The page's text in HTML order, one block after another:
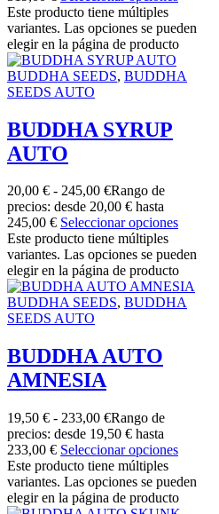
Este producto tiene múltiples
variantes. Las opciones se pueden
elegir en la página de producto
BUDDHA SEEDS, BUDDHA
SEEDS AUTO
BUDDHA SYRUP
AUTO
20,00 € - 245,00 €Rango de
precios: desde 20,00 € hasta
245,00 € Seleccionar opciones
Este producto tiene múltiples
variantes. Las opciones se pueden
elegir en la página de producto
BUDDHA SEEDS, BUDDHA
SEEDS AUTO
BUDDHA AUTO
AMNESIA
19,50 € - 233,00 €Rango de
precios: desde 19,50 € hasta
233,00 € Seleccionar opciones
Este producto tiene múltiples
variantes. Las opciones se pueden
elegir en la página de producto